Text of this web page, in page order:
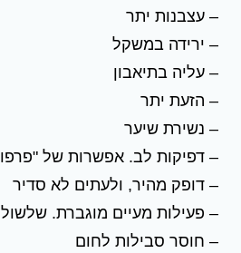
– עצבנות יתר
– ירידה במשקל
– עליה בתיאבון
– הזעת יתר
– נשירת שיער
– דפיקות לב. אפשרות של
– דופק מהיר, ולעתים לא סדיר
– פעילות מעיים מוגברת. שלשול
– חוסר סבילות לחום